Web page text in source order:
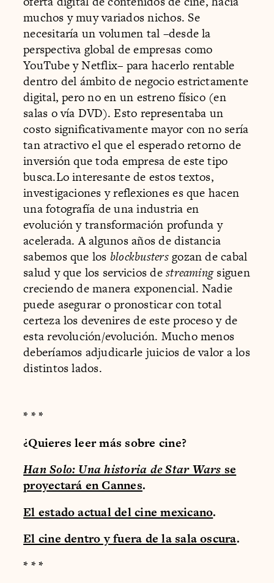
muchos y muy variados nichos. Se
necesitaría un volumen tal –desde la
perspectiva global de empresas como
YouTube y Netflix– para hacerlo rentable
dentro del ámbito de negocio estrictamente
digital, pero no en un estreno físico (en
salas o vía DVD). Esto representaba un
costo significativamente mayor con no sería
tan atractivo el que el esperado retorno de
inversión que toda empresa de este tipo
busca.Lo interesante de estos textos,
investigaciones y reflexiones es que hacen
una fotografía de una industria en
evolución y transformación profunda y
acelerada. A algunos años de distancia
sabemos que los blockbustersgozan de cabal
salud y que los servicios destreamingsiguen
creciendo de manera exponencial. Nadie
puede asegurar o pronosticar con total
certeza los devenires de este proceso y de
esta revolución/evolución. Mucho menos
deberíamos adjudicarle juicios de valor a los
distintos lados.
* * *
¿Quieres leer más sobre cine?
Han Solo: Una historia de Star Wars se
proyectará en Cannes.
El estado actual del cine mexicano.
El cine dentro y fuera de la sala oscura.
* * *